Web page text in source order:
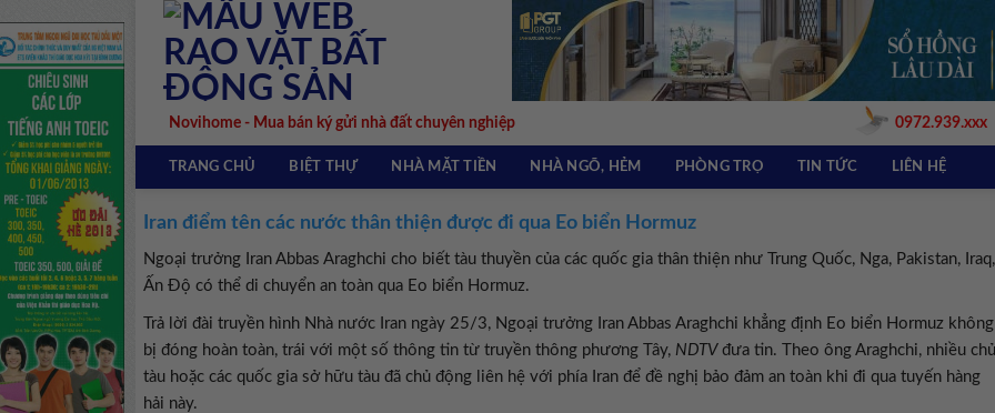
Skip
content
Novihome - Mua bán ký gửi nhà đất chuyên nghiệp 0972.939.xxx
TRANG CHỦ BIỆT THỰ NHÀ MẶT TIỀN NHÀ NGÕ, HẺM PHÒNG TRỌ TIN TỨC LIÊN HỆ
Iran điểm tên các nước thân thiện được đi qua Eo biển Hormuz
Ngoại trưởng Iran Abbas Araghchi cho biết tàu thuyền của các quốc gia thân thiện như Trung Quốc, Nga, Pakistan, Iraq,
Ấn Độ có thể di chuyển an toàn qua Eo biển Hormuz.
Trả lời đài truyền hình Nhà nước Iran ngày 25/3, Ngoại trưởng Iran Abbas Araghchi khẳng định Eo biển Hormuz không
bị đóng hoàn toàn, trái với một số thông tin từ truyền thông phương Tây, NDTVđưa tin. Theo ông Araghchi, nhiều chủ
tàu hoặc các quốc gia sở hữu tàu đã chủ động liên hệ với phía Iran để đề nghị bảo đảm an toàn khi đi qua tuyến hàng
hải này.